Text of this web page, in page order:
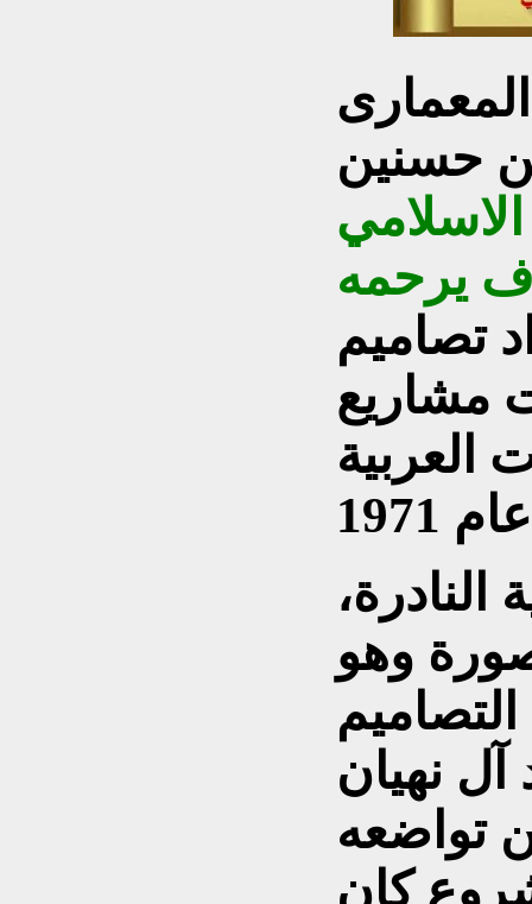
حسنين
الاسلامي
يرحمه
تصاميم
مشاريع
العربية
وهو
آل نهيان
تواضعه
كان